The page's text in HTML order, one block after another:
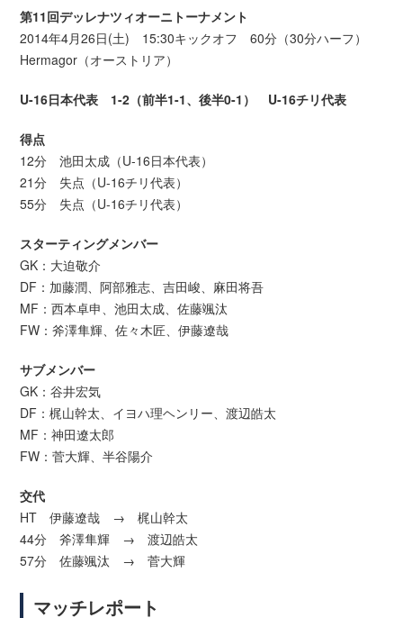
第11回デッレナツィオーニトーナメント
2014年4月26日(土) 15:30キックオフ 60分（30分ハーフ）
Hermagor（オーストリア）
U-16日本代表 1-2（前半1-1、後半0-1） U-16チリ代表
得点
12分 池田太成（U-16日本代表）
21分 失点（U-16チリ代表）
55分 失点（U-16チリ代表）
スターティングメンバー
GK：大迫敬介
DF：加藤潤、阿部雅志、吉田峻、麻田将吾
MF：西本卓申、池田太成、佐藤颯汰
FW：斧澤隼輝、佐々木匠、伊藤遼哉
サブメンバー
GK：谷井宏気
DF：梶山幹太、イヨハ理ヘンリー、渡辺皓太
MF：神田遼太郎
FW：菅大輝、半谷陽介
交代
HT 伊藤遼哉 → 梶山幹太
44分 斧澤隼輝 → 渡辺皓太
57分 佐藤颯汰 → 菅大輝
マッチレポート